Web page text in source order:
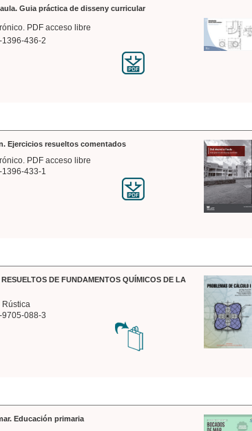
Guia práctica de disseny curricular
PDF acceso libre
1396-436-2
Ejercicios resueltos comentados
PDF acceso libre
1396-433-1
DE FUNDAMENTOS QUÍMICOS DE LA
Rústica
9705-088-3
Educación primaria